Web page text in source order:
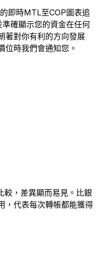
即時MTL至COP圖表追
確顯示您的資金在任何
著對你有利的方向發展
位時我們會通知您。
較，差異顯而易見。比銀
，代表每次轉帳都能獲得